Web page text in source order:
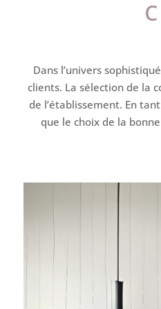
Dans l’univers
clients. La sélection de la
de l’établissement. En
que le choix de la